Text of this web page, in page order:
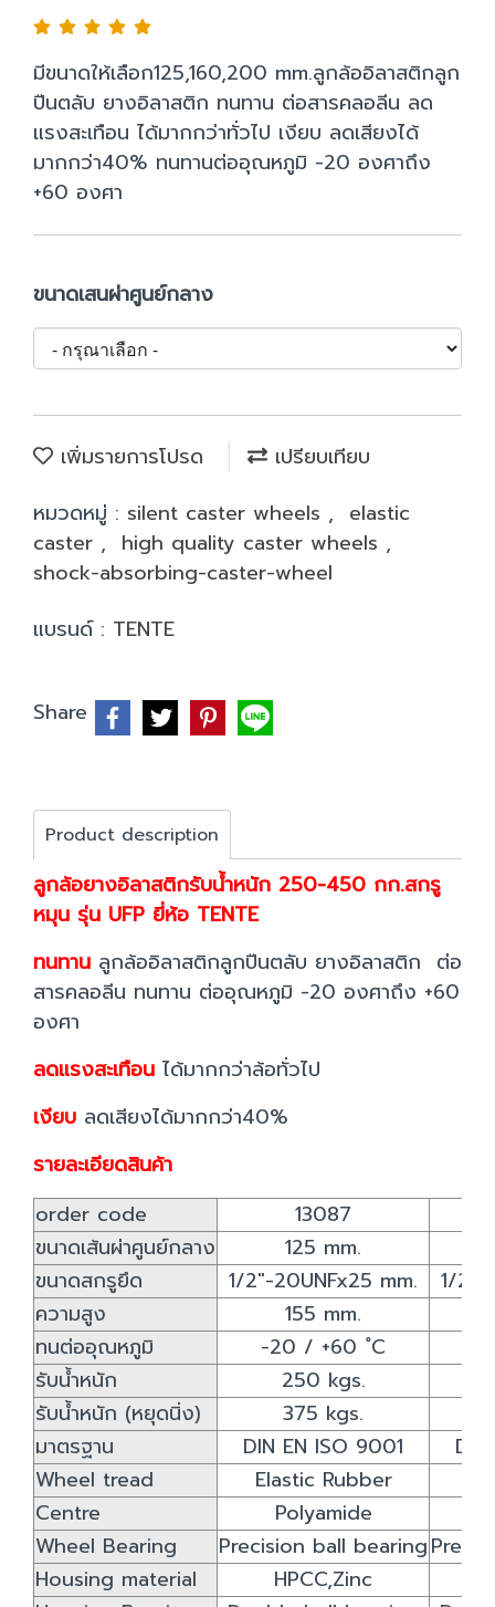
มีขนาดให้เลือก125,160,200 mm.ลูกล้ออิลาสติกลูก
ปืนตลับ ยางอิลาสติก ทนทาน ต่อสารคลอลีน ลด
แรงสะเทือน ได้มากกว่าทั่วไป เงียบ ลดเสียงได้
มากกว่า40% ทนทานต่ออุณหภูมิ -20 องศาถึง
+60 องศา
ขนาดเสนผ่าศูนย์กลาง
เพิ่มรายการโปรด
เปรียบเทียบ
หมวดหมู่ : silent caster wheels , elastic
caster , high quality caster wheels ,
shock-absorbing-caster-wheel
แบรนด์ : TENTE
Share
Product description
ลูกล้อยางอิลาสติกรับน้ำหนัก 250-450 กก.สกรู
หมุน รุ่น UFP ยี่ห้อ TENTE
ทนทาน ลูกล้ออิลาสติกลูกปืนตลับ ยางอิลาสติก ต่อ
สารคลอลีน ทนทาน ต่ออุณหภูมิ -20 องศาถึง +60
องศา
ลดแรงสะเทือน ได้มากกว่าล้อทั่วไป
เงียบ ลดเสียงได้มากกว่า40%
รายละเอียดสินค้า
order code
13087
ขนาดเส้นผ่าศูนย์กลาง
125 mm.
ขนาดสกรูยึด
1/2"-20UNFx25 mm.
1/2"-
ความสูง
155 mm.
ทนต่ออุณหภูมิ
-20 / +60 ํC
รับน้ำหนัก
250 kgs.
รับน้ำหนัก (หยุดนิ่ง)
375 kgs.
มาตรฐาน
DIN EN ISO 9001
Wheel tread
Elastic Rubber
Centre
Polyamide
Wheel Bearing
Precision ball bearing
Housing material
HPCC,Zinc